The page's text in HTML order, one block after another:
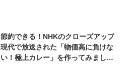
節約できる！NHKのクローズアップ
現代で放送された「物価高に負けな
い！極上カレー」を作ってみまし